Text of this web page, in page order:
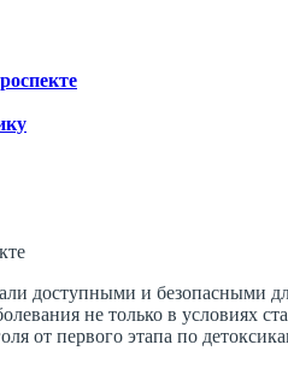
доступными и безопасными
не только в условиях
от первого этапа по